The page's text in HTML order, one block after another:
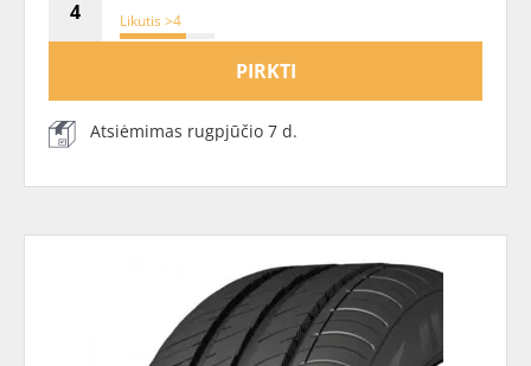
Likutis >4
PIRKTI
Atsiėmimas rugpjūčio 7 d.